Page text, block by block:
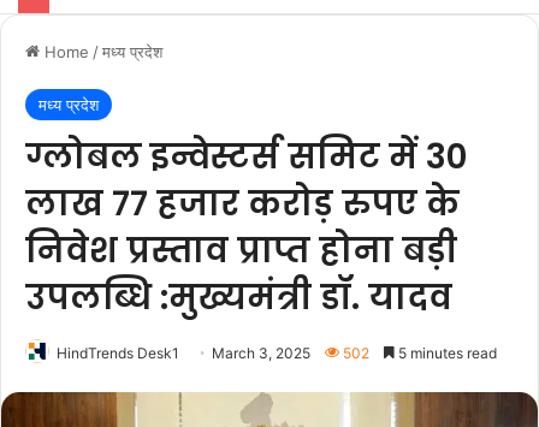
Home /मध्य प्रदेश
मध्य प्रदेश
ग्लोबल इन्वेस्टर्स समिट में 30
लाख 77 हजार करोड़ रुपए के
निवेश प्रस्ताव प्राप्त होना बड़ी
उपलब्धि :मुख्यमंत्री डॉ. यादव
HindTrends Desk1 March 3, 2025 502 5 minutes read